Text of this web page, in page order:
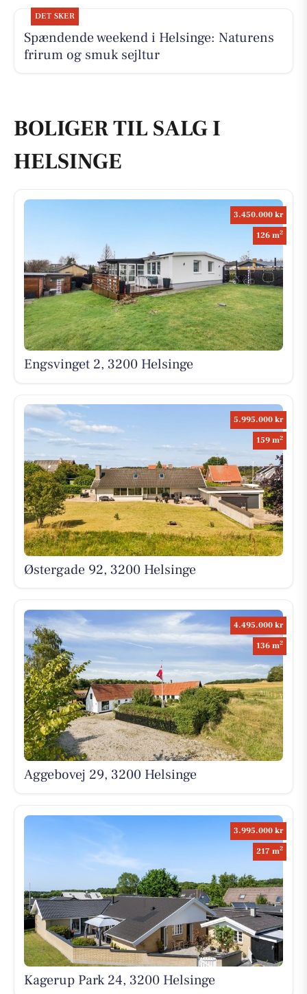
DET SKER
Spændende weekend i Helsinge: Naturens
frirum og smuk sejltur
BOLIGER TIL SALG I
HELSINGE
3.450.000 kr
126 m2
Engsvinget 2, 3200 Helsinge
5.995.000 kr
159 m2
Østergade 92, 3200 Helsinge
4.495.000 kr
136 m2
Aggebovej 29, 3200 Helsinge
3.995.000 kr
217 m2
Kagerup Park 24, 3200 Helsinge